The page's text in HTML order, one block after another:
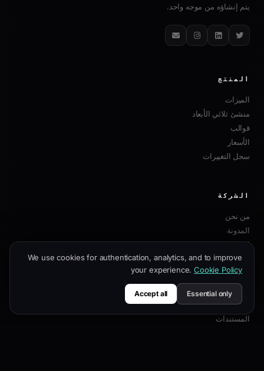
يتم إنشاؤه من موجه واحد.
تويتر لينكدإنإنستغرامالبريد الإلكتروني
المنتج
الميزات
منشئ ثلاثي الأبعاد
قوالب
الأسعار
سجل التغييرات
الشركة
من نحن
المدونة
البرنامج التابع
اتصل بنا
الموارد
المستندات
We use cookies for authentication, analytics, and to improve
your experience. Cookie Policy
Essential only
Accept all